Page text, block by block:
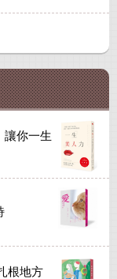
讓你一生
根地方